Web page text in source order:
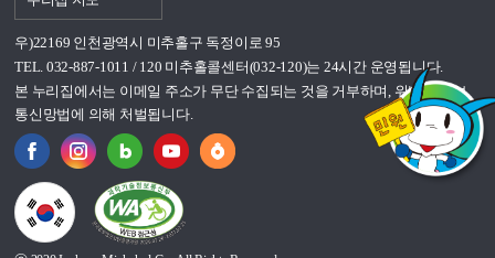
우)22169 인천광역시 미추홀구 독정이로 95
TEL. 032-887-1011 / 120 미추홀콜센터(032-120)는 24시간 운영됩니다.
본 누리집에서는 이메일 주소가 무단 수집되는 것을 거부하며, 위반시 정보
통신망법에 의해 처벌됩니다.
국가상징이란?